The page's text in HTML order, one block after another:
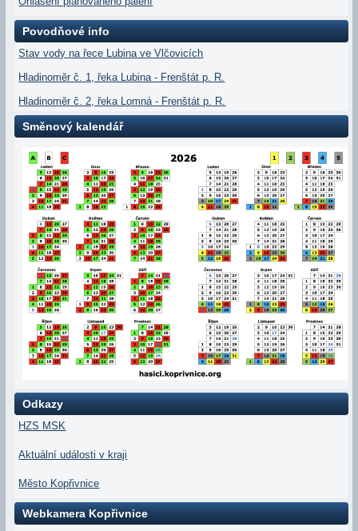
Povodňové info
Stav vody na řece Lubina ve Vlčovicích
Hladinoměr č. 1, řeka Lubina - Frenštát p. R.
Hladinoměr č. 2, řeka Lomná - Frenštát p. R.
Směnový kalendář
Odkazy
HZS MSK
Aktuální události v kraji
Město Kopřivnice
Webkamera Kopřivnice